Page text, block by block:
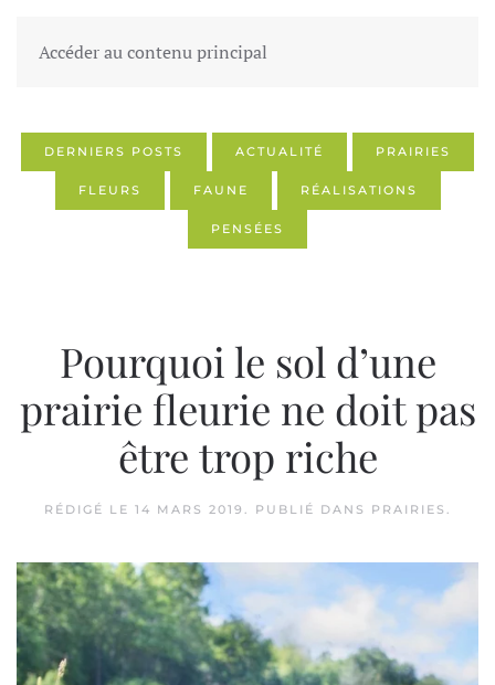
Accéder au contenu principal
DERNIERS POSTS ACTUALITÉ PRAIRIES
FLEURS FAUNE RÉALISATIONS
PENSÉES
Pourquoi le sol d’une
prairie fleurie ne doit pas
être trop riche
RÉDIGÉ LE 14 MARS 2019 . PUBLIÉ DANS PRAIRIES .